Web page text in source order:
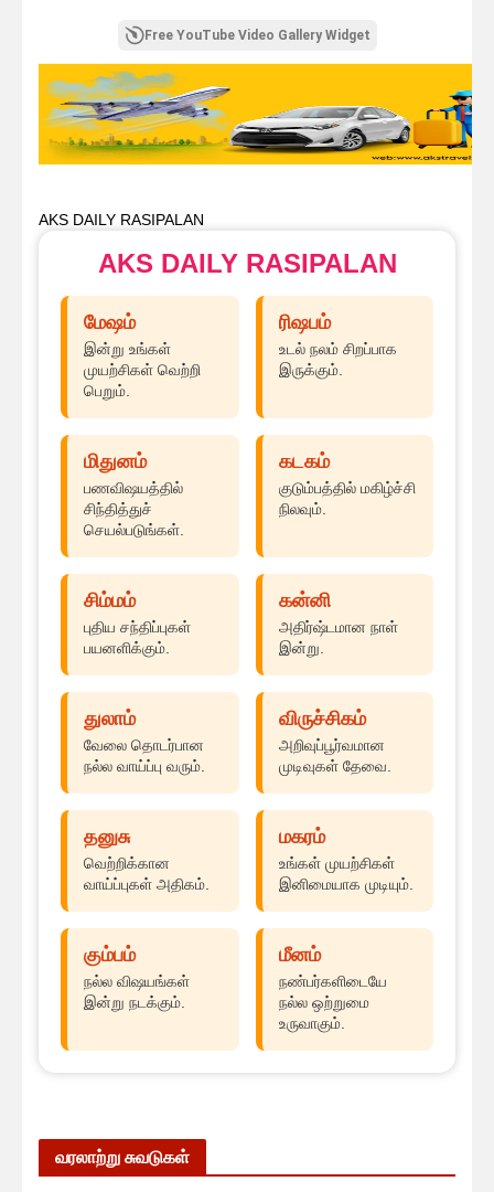
Free YouTube Video Gallery Widget
AKS DAILY RASIPALAN
AKS DAILY RASIPALAN
மேஷம்
இன்று உங்கள்
முயற்சிகள் வெற்றி
பெறும்.
ரிஷபம்
உடல் நலம் சிறப்பாக
இருக்கும்.
மிதுனம்
பணவிஷயத்தில்
சிந்தித்துச்
செயல்படுங்கள்.
கடகம்
குடும்பத்தில் மகிழ்ச்சி
நிலவும்.
சிம்மம்
புதிய சந்திப்புகள்
பயனளிக்கும்.
கன்னி
அதிர்ஷ்டமான நாள்
இன்று.
துலாம்
வேலை தொடர்பான
நல்ல வாய்ப்பு வரும்.
விருச்சிகம்
அறிவுப்பூர்வமான
முடிவுகள் தேவை.
தனுசு
வெற்றிக்கான
வாய்ப்புகள் அதிகம்.
மகரம்
உங்கள் முயற்சிகள்
இனிமையாக முடியும்.
கும்பம்
நல்ல விஷயங்கள்
இன்று நடக்கும்.
மீனம்
நண்பர்களிடையே
நல்ல ஒற்றுமை
உருவாகும்.
வரலாற்று சுவடுகள்